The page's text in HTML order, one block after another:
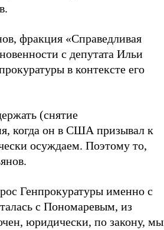
фракция «Справедливая
с депутата Ильи
в контексте его
(снятие
когда он в США призывал к
осуждаем. Поэтому то,
Генпрокуратуры именно с
с Пономаревым, из
юридически, по закону, мы